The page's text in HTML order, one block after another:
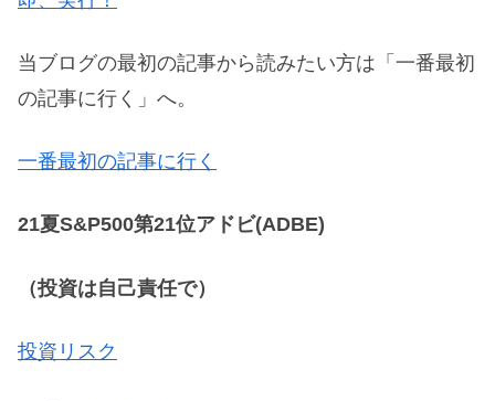
当ブログの最初の記事から読みたい方は「一番最初
の記事に行く」へ。
一番最初の記事に行く
21夏S&P500第21位アドビ(ADBE)
（投資は自己責任で）
投資リスク